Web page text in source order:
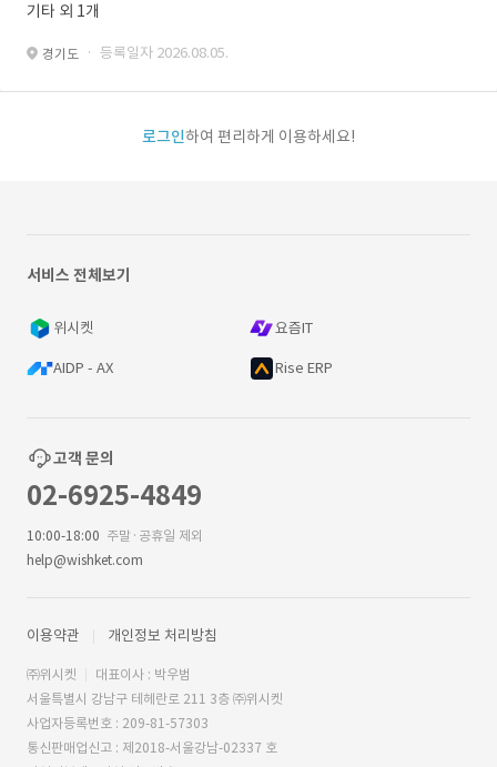
기타 외 1개
경기도 · 등록일자 2026.08.05.
로그인하여 편리하게 이용하세요!
서비스 전체보기
위시켓 요즘IT
AIDP - AX Rise ERP
고객 문의
02-6925-4849
10:00-18:00 주말·공휴일 제외
help@wishket.com
이용약관 개인정보 처리방침
㈜위시켓
대표이사 : 박우범
서울특별시 강남구 테헤란로 211 3층 ㈜위시켓
사업자등록번호 : 209-81-57303
통신판매업신고 : 제2018-서울강남-02337 호